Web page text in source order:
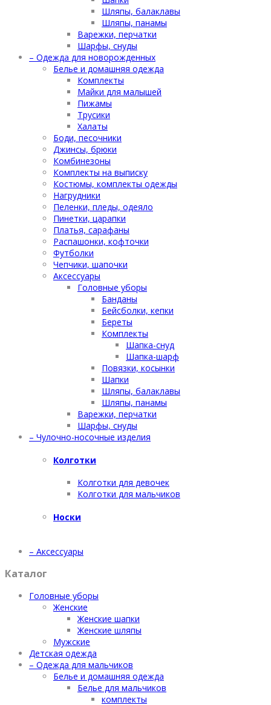
Шляпы, балаклавы
Шляпы, панамы
Варежки, перчатки
Шарфы, снуды
– Одежда для новорожденных
Белье и домашняя одежда
Комплекты
Майки для малышей
Пижамы
Трусики
Халаты
Боди, песочники
Джинсы, брюки
Комбинезоны
Комплекты на выписку
Костюмы, комплекты одежды
Нагрудники
Пеленки, пледы, одеяло
Пинетки, царапки
Платья, сарафаны
Распашонки, кофточки
Футболки
Чепчики, шапочки
Аксессуары
Головные уборы
Банданы
Бейсболки, кепки
Береты
Комплекты
Шапка-снуд
Шапка-шарф
Повязки, косынки
Шапки
Шляпы, балаклавы
Шляпы, панамы
Варежки, перчатки
Шарфы, снуды
– Чулочно-носочные изделия
Колготки
Колготки для девочек
Колготки для мальчиков
Носки
– Аксессуары
Каталог
Головные уборы
Женские
Женские шапки
Женские шляпы
Мужские
Детская одежда
– Одежда для мальчиков
Белье и домашняя одежда
Белье для мальчиков
комплекты